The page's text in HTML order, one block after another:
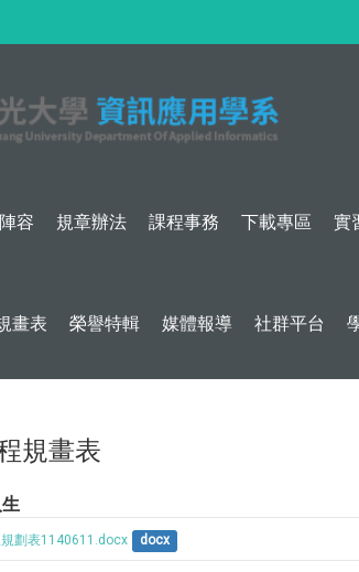
:::
容 規章辦法 課程事務 下載專區 實
畫表 榮譽特輯 媒體報導 社群平台
規畫表
劃表1140611.docx docx